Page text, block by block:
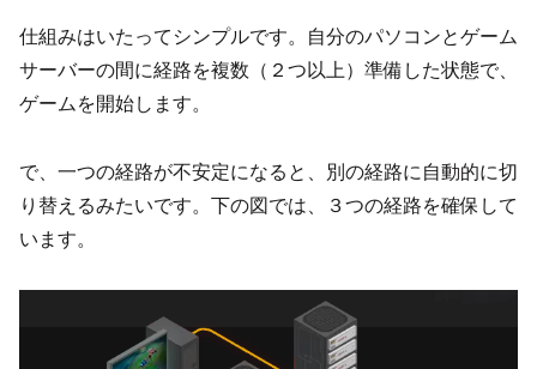
仕組みはいたってシンプルです。自分のパソコンとゲーム
サーバーの間に経路を複数（２つ以上）準備した状態で、
ゲームを開始します。
で、一つの経路が不安定になると、別の経路に自動的に切
り替えるみたいです。下の図では、３つの経路を確保して
います。